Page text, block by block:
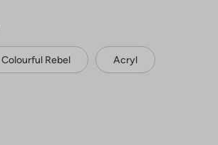
Colourful Rebel Acryl